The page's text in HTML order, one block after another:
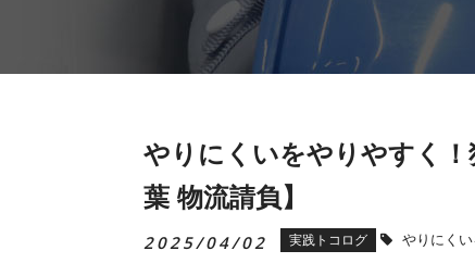
やりにくいをやりやすく
葉 物流請負】
2025/04/02 実践トコログ やりにく